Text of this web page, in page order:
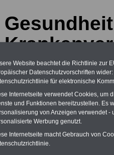
(PKV,
Ländern -
Website beachtet die Richtlinie zur
Datenschutzvorschriften
für elektronische
Internetseite verwendet Cookies, um
und Funktionen bereitzustellen. Es
von Anzeigen verwendet
Werbung genutzt.
Internetseite macht Gebrauch von